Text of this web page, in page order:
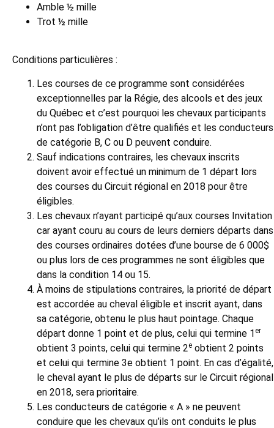
Amble ½ mille
Trot ½ mille
Conditions particulières :
Les courses de ce programme sont considérées
exceptionnelles par la Régie, des alcools et des jeux
du Québec et c’est pourquoi les chevaux participants
n’ont pas l’obligation d’être qualifiés et les conducteurs
de catégorie B, C ou D peuvent conduire.
Sauf indications contraires, les chevaux inscrits
doivent avoir effectué un minimum de 1 départ lors
des courses du Circuit régional en 2018 pour être
éligibles.
Les chevaux n’ayant participé qu’aux courses Invitation
car ayant couru au cours de leurs derniers départs dans
des courses ordinaires dotées d’une bourse de 6 000$
ou plus lors de ces programmes ne sont éligibles que
dans la condition 14 ou 15.
À moins de stipulations contraires, la priorité de départ
est accordée au cheval éligible et inscrit ayant, dans
sa catégorie, obtenu le plus haut pointage. Chaque
départ donne 1 point et de plus, celui qui termine 1er
obtient 3 points, celui qui termine 2e obtient 2 points
et celui qui termine 3e obtient 1 point. En cas d’égalité,
le cheval ayant le plus de départs sur le Circuit régional
en 2018, sera prioritaire.
Les conducteurs de catégorie « A » ne peuvent
conduire que les chevaux qu’ils ont conduits le plus